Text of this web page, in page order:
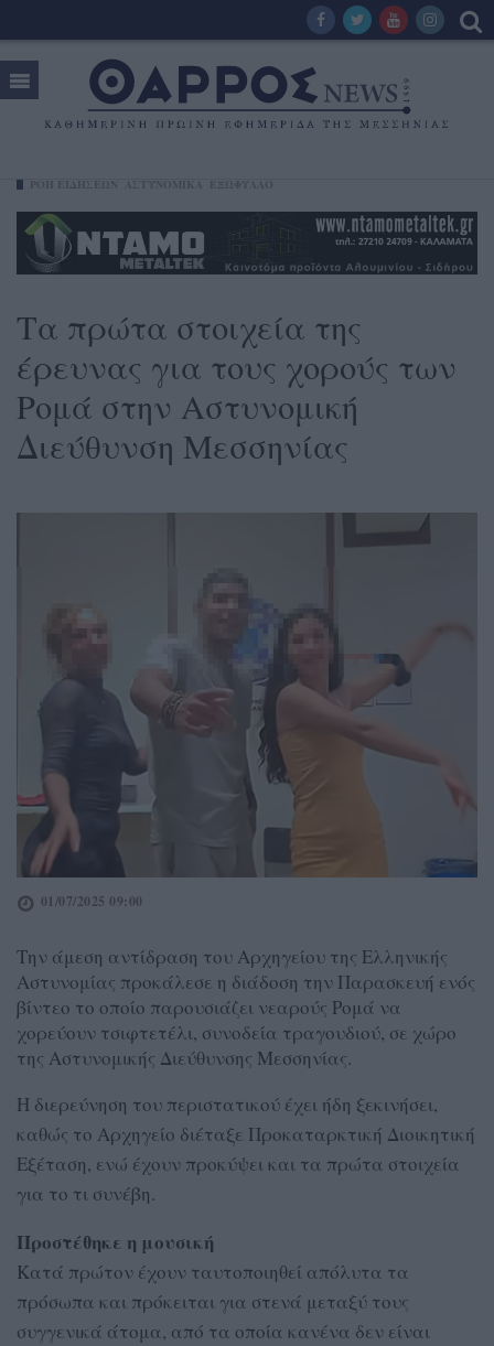
Τα πρώτα στοιχεία της
έρευνας για τους χορούς των
Ρομά στην Αστυνομική
Διεύθυνση Μεσσηνίας
01/07/2025 09:00
Την άμεση αντίδραση του Αρχηγείου της Ελληνικής
Αστυνομίας προκάλεσε η διάδοση την Παρασκευή ενός
βίντεο το οποίο παρουσιάζει νεαρούς Ρομά να
χορεύουν τσιφτετέλι, συνοδεία τραγουδιού, σε χώρο
της Αστυνομικής Διεύθυνσης Μεσσηνίας.
Η διερεύνηση του περιστατικού έχει ήδη ξεκινήσει,
καθώς το Αρχηγείο διέταξε Προκαταρκτική Διοικητική
Εξέταση, ενώ έχουν προκύψει και τα πρώτα στοιχεία
για το τι συνέβη.
Προστέθηκε η μουσική
Κατά πρώτον έχουν ταυτοποιηθεί απόλυτα τα
πρόσωπα και πρόκειται για στενά μεταξύ τους
συγγενικά άτομα, από τα οποία κανένα δεν είναι